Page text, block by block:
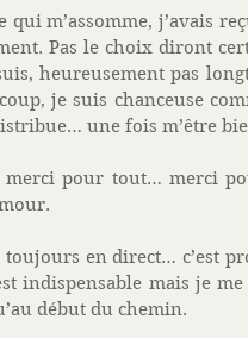
qui m’assomme, j’avais
Pas le choix diront
heureusement pas
je suis chanceuse
une fois m’être
pour tout… merci
en direct… c’est
indispensable mais je
début du chemin.